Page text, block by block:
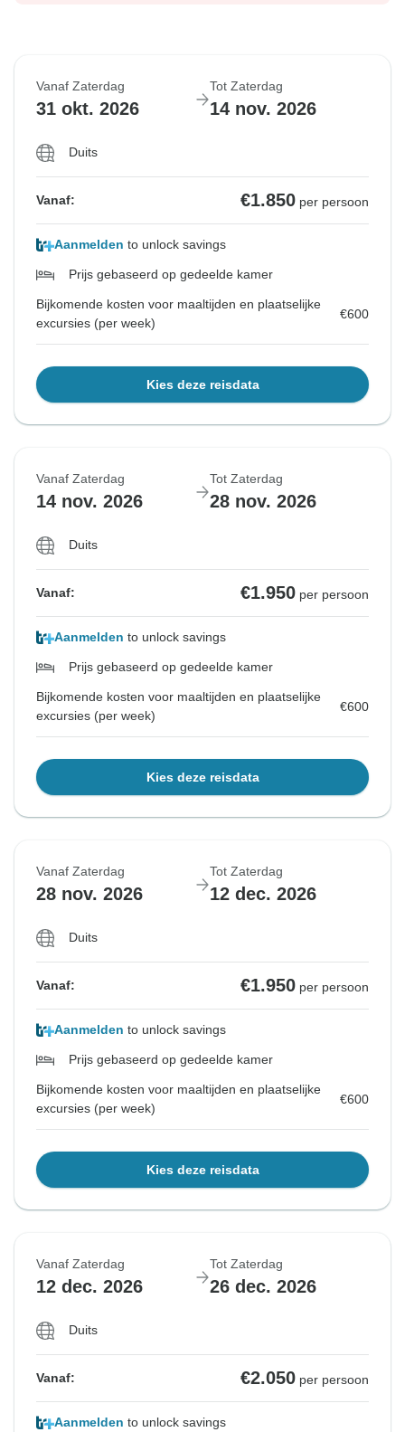
Vanaf Zaterdag
31 okt. 2026
Tot Zaterdag
14 nov. 2026
Duits
Vanaf: €1.850 per persoon
Aanmelden to unlock savings
Prijs gebaseerd op gedeelde kamer
Bijkomende kosten voor maaltijden en plaatselijke
excursies (per week)
€600
Kies deze reisdata
Vanaf Zaterdag
14 nov. 2026
Tot Zaterdag
28 nov. 2026
Duits
Vanaf: €1.950 per persoon
Aanmelden to unlock savings
Prijs gebaseerd op gedeelde kamer
Bijkomende kosten voor maaltijden en plaatselijke
excursies (per week)
€600
Kies deze reisdata
Vanaf Zaterdag
28 nov. 2026
Tot Zaterdag
12 dec. 2026
Duits
Vanaf: €1.950 per persoon
Aanmelden to unlock savings
Prijs gebaseerd op gedeelde kamer
Bijkomende kosten voor maaltijden en plaatselijke
excursies (per week)
€600
Kies deze reisdata
Vanaf Zaterdag
12 dec. 2026
Tot Zaterdag
26 dec. 2026
Duits
Vanaf: €2.050 per persoon
Aanmelden to unlock savings